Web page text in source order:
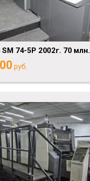
SM 74-5P 2002г. 70 млн.
руб.